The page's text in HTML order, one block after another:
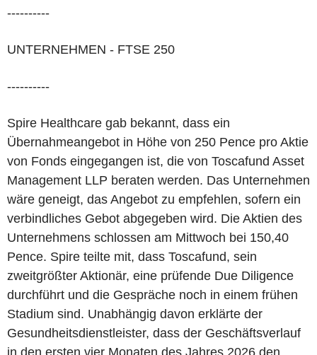
----------
UNTERNEHMEN - FTSE 250
----------
Spire Healthcare gab bekannt, dass ein
Übernahmeangebot in Höhe von 250 Pence pro Aktie
von Fonds eingegangen ist, die von Toscafund Asset
Management LLP beraten werden. Das Unternehmen
wäre geneigt, das Angebot zu empfehlen, sofern ein
verbindliches Gebot abgegeben wird. Die Aktien des
Unternehmens schlossen am Mittwoch bei 150,40
Pence. Spire teilte mit, dass Toscafund, sein
zweitgrößter Aktionär, eine prüfende Due Diligence
durchführt und die Gespräche noch in einem frühen
Stadium sind. Unabhängig davon erklärte der
Gesundheitsdienstleister, dass der Geschäftsverlauf
in den ersten vier Monaten des Jahres 2026 den